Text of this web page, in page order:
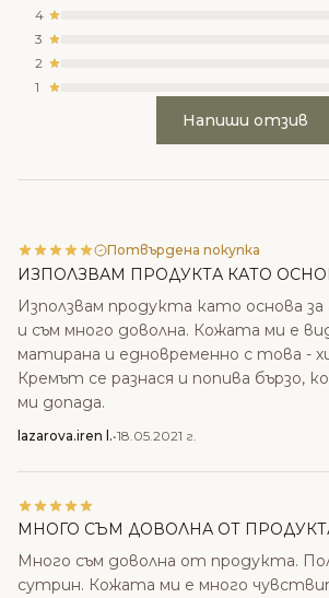
4
3
2
1
Напиши отзив
Потвърдена покупка
ИЗПОЛЗВАМ ПРОДУКТА КАТО
Използвам продукта като основа
и съм много доволна. Кожата ми е
матирана и едновременно с това -
Кремът се разнася и попива бързо,
ми допада.
lazarova.iren l.•18.05.2021 г.
МНОГО СЪМ ДОВОЛНА ОТ
Много съм доволна от продукта.
сутрин. Кожата ми е много